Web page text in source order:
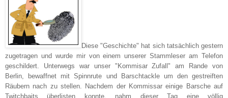
Diese "Geschichte" hat sich tatsächlich gestern
zugetragen und wurde mir von einem unserer Stammleser am Telefon
geschildert. Unterwegs war unser "Kommisar Zufall" am Rande von
Berlin, bewaffnet mit Spinnrute und Barschtackle um den gestreiften
Räubern nach zu stellen. Nachdem der Kommissar einige Barsche auf
Twitchbaits überlisten konnte, nahm dieser Tag eine völlig